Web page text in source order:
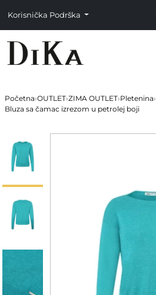
Korisnička Podrška
Početna›OUTLET›ZIMA OUTLET›Pletenina›
Bluza sa čamac izrezom u petrolej boji